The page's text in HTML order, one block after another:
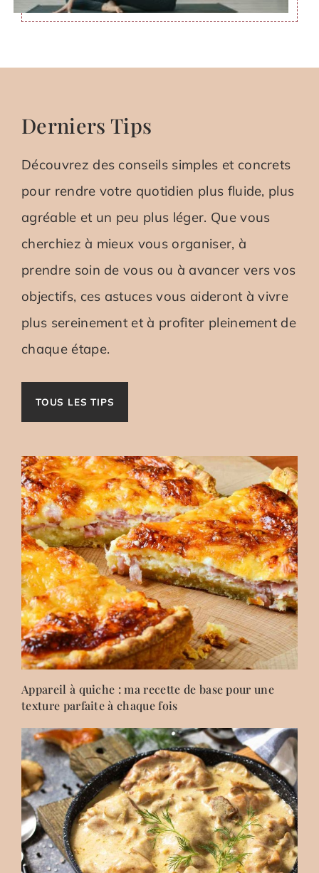
Derniers Tips
Découvrez des conseils simples et concrets
pour rendre votre quotidien plus fluide, plus
agréable et un peu plus léger. Que vous
cherchiez à mieux vous organiser, à
prendre soin de vous ou à avancer vers vos
objectifs, ces astuces vous aideront à vivre
plus sereinement et à profiter pleinement de
chaque étape.
TOUS LES TIPS
Appareil à quiche : ma recette de base pour une
texture parfaite à chaque fois